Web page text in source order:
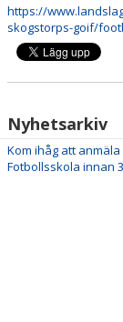
https://
skogstorps-goif/
Nyhetsarkiv
Kom ihåg att
Fotbollsskola innan